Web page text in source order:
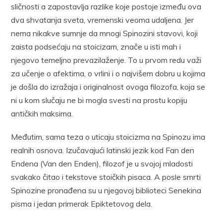
sličnosti a zapostavlja razlike koje postoje između ova
dva shvatanja sveta, vremenski veoma udaljena. Jer
nema nikakve sumnje da mnogi Spinozini stavovi, koji
zaista podsećaju na stoicizam, znače u isti mah i
njegovo temeljno prevazilaženje. To u prvom redu važi
za učenje o afektima, o vrlini i o najvišem dobru u kojima
je došla do izražaja i originalnost ovoga filozofa, koja se
ni u kom slučaju ne bi mogla svesti na prostu kopiju
antičkih maksima.
Međutim, sama teza o uticaju stoicizma na Spinozu ima
realnih osnova. Izučavajući latinski jezik kod Fan den
Endena (Van den Enden), filozof je u svojoj mladosti
svakako čitao i tekstove stoičkih pisaca. A posle smrti
Spinozine pronađena su u njegovoj biblioteci Senekina
pisma i jedan primerak Epiktetovog dela.